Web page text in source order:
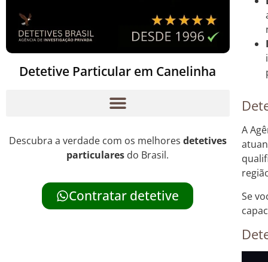
Detetive Particular em Canelinha
Descubra a verdade com os melhores detetives
particulares do Brasil.
Contratar detetive
A
Se